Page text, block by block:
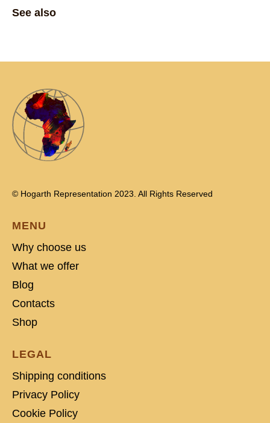
See also
© Hogarth Representation 2023. All Rights Reserved
MENU
Why choose us
What we offer
Blog
Contacts
Shop
LEGAL
Shipping conditions
Privacy Policy
Cookie Policy